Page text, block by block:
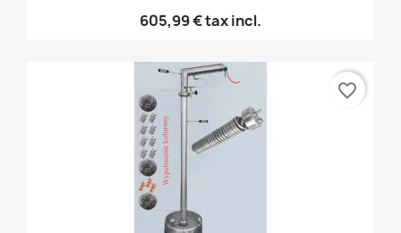
605,99 €tax incl.
favorite_border